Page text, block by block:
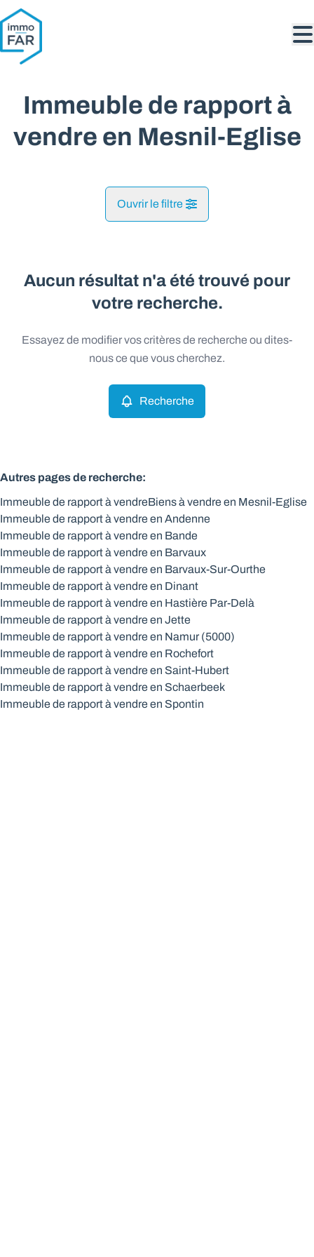
Aller au contenu principal
Immeuble de rapport à
vendre en Mesnil-Eglise
Ouvrir le filtre
Houyet (5560) Remove
Immeuble de rapport Remove
Max. budget
Chercher
Vue de la carte
Recherche Trier par
Aucun résultat n'a été trouvé pour
votre recherche.
Essayez de modifier vos critères de recherche ou dites-
nous ce que vous cherchez.
Recherche
Autres pages de recherche:
Immeuble de rapport à vendreBiens à vendre en Mesnil-Eglise
Immeuble de rapport à vendre en Andenne
Immeuble de rapport à vendre en Bande
Immeuble de rapport à vendre en Barvaux
Immeuble de rapport à vendre en Barvaux-Sur-Ourthe
Immeuble de rapport à vendre en Dinant
Immeuble de rapport à vendre en Hastière Par-Delà
Immeuble de rapport à vendre en Jette
Immeuble de rapport à vendre en Namur (5000)
Immeuble de rapport à vendre en Rochefort
Immeuble de rapport à vendre en Saint-Hubert
Immeuble de rapport à vendre en Schaerbeek
Immeuble de rapport à vendre en Spontin